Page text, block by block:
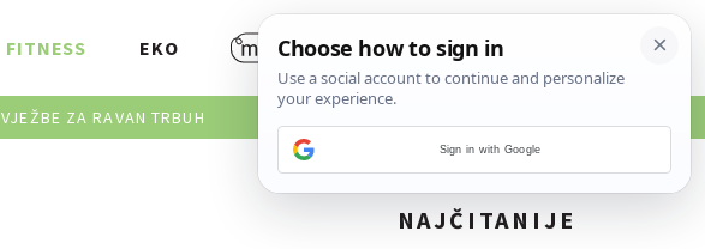
FITNESS
VJEŽBE ZA RAVAN TRBUH
EKO
NAJČITANIJE
Sign in with Google